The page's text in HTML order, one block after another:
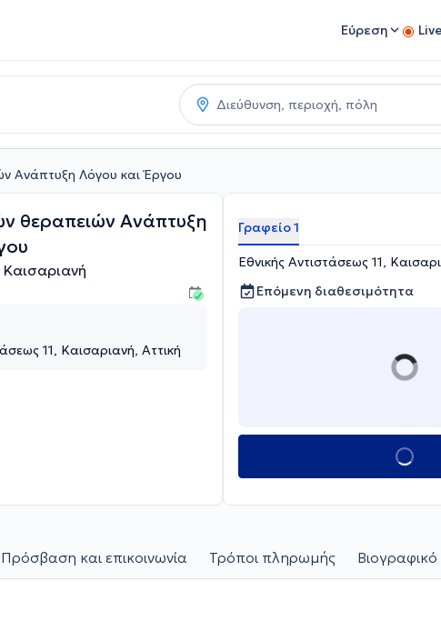
Εύρεση
Ανάπτυξη Λόγου και Έργου
θεραπειών Ανάπτυξη
11, Καισαριανή, Αττική
Γραφείο 1
Εθνικής Αντιστάσεως 11,
Επόμενη διαθεσιμότητα
Πρόσβαση και επικοινωνία Τρόποι πληρωμής